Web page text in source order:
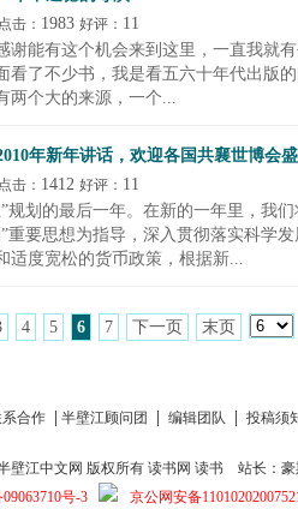
点击： 1983 好评： 11
谢能有这个机会来到这里，一直我就
看了不少书，我是看五六十年代出版
两个大的来源，一个...
年新年讲话，欢迎各国共襄世博会
点击： 1412 好评： 11
规划的最后一年。在新的一年里，我
重要思想为指导，深入贯彻落实科学
适度宽松的货币政策，根据新...
4 5 6 7 下一页 末页
合作 半壁江顾问团 编辑团队 投稿须
壁江中文网 版权所有 读书网 读书 站长：豪
号-3 京公网安备